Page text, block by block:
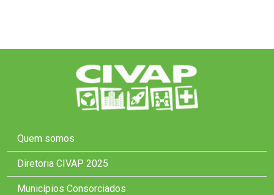
Quem somos
Diretoria CIVAP 2025
Municípios Consorciados